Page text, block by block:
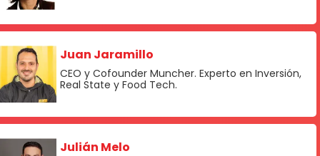
Juan Jaramillo
CEO y Cofounder Muncher. Experto en Inversión,
Real State y Food Tech.
Julián Melo